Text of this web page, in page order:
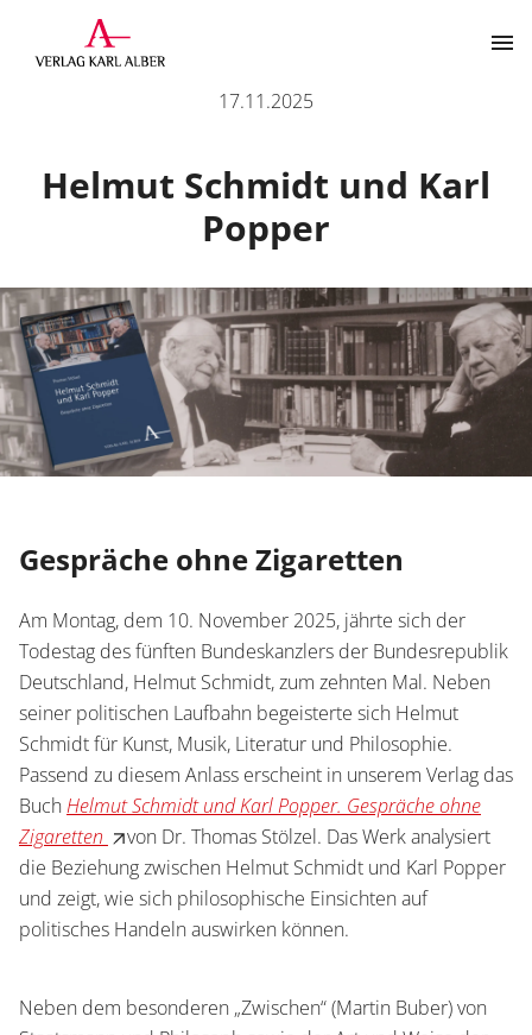
Der Verlag
Über uns
News
Termine
Karriere
Programm
Zeitschriften
Prospekte und Kataloge
Preise und Auszeichnungen
Wissenschaftlich publizieren
Wissenschaftlich publizieren
Open Access
Handelsinfo
Presse
Inlibra
Kontakt
Helmut Schmidt und Karl Popper
17.11.2025
Helmut Schmidt und Karl
Popper
Gespräche ohne Zigaretten
Am Montag, dem 10. November 2025, jährte sich der
Todestag des fünften Bundeskanzlers der Bundesrepublik
Deutschland, Helmut Schmidt, zum zehnten Mal. Neben
seiner politischen Laufbahn begeisterte sich Helmut
Schmidt für Kunst, Musik, Literatur und Philosophie.
Passend zu diesem Anlass erscheint in unserem Verlag das
BuchHelmut Schmidt und Karl Popper. Gespräche ohne
Zigaretten
von Dr. Thomas Stölzel. Das Werk analysiert
die Beziehung zwischen Helmut Schmidt und Karl Popper
und zeigt, wie sich philosophische Einsichten auf
politisches Handeln auswirken können.
Neben dem besonderen „Zwischen“ (Martin Buber) von